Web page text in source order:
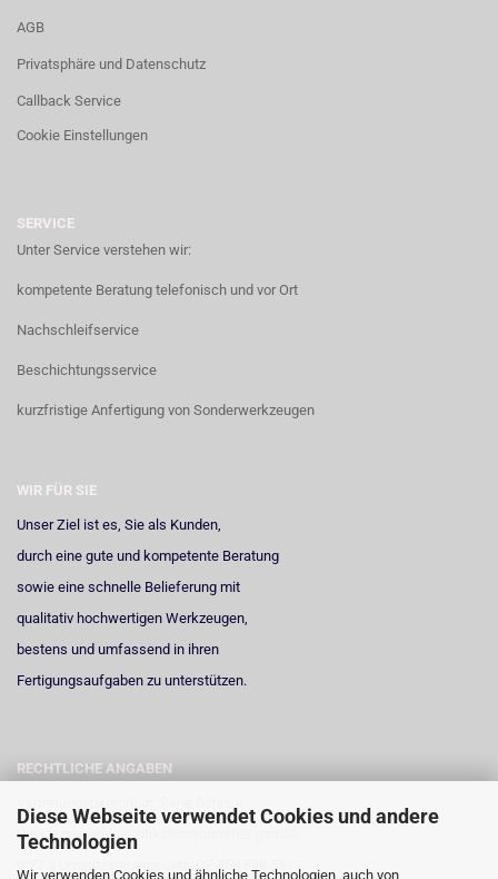
Diese Webseite verwendet Cookies und andere
Technologien
Wir verwenden Cookies und ähnliche Technologien, auch von
AGB
Privatsphäre und Datenschutz
Callback Service
Cookie Einstellungen
SERVICE
Unter Service verstehen wir:
kompetente Beratung telefonisch und vor Ort
Nachschleifservice
Beschichtungsservice
kurzfristige Anfertigung von Sonderwerkzeugen
WIR FÜR SIE
Unser Ziel ist es, Sie als Kunden,
durch eine gute und kompetente Beratung
sowie eine schnelle Belieferung mit
qualitativ hochwertigen Werkzeugen,
bestens und umfassend in ihren
Fertigungsaufgaben zu unterstützen.
RECHTLICHE ANGABEN
Umsatzsteuer-Identifikationsnummer gemäß